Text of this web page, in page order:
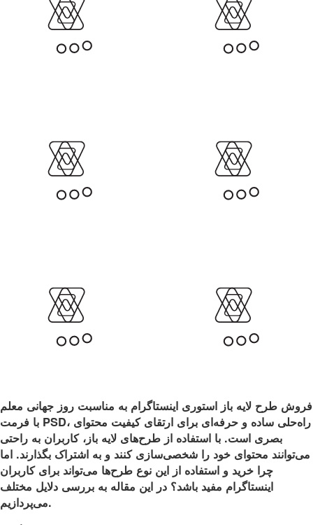
فروش طرح لایه باز استوری اینستاگرام به مناسبت روز جهانی معلم
با فرمت PSD، راه‌حلی ساده و حرفه‌ای برای ارتقای کیفیت محتوای
بصری است. با استفاده از طرح‌های لایه باز، کاربران به راحتی
می‌توانند محتوای خود را شخصی‌سازی کنند و به اشتراک بگذارند. اما
چرا خرید و استفاده از این نوع طرح‌ها می‌تواند برای کاربران
اینستاگرام مفید باشد؟ در این مقاله به بررسی دلایل مختلف
می‌پردازیم.